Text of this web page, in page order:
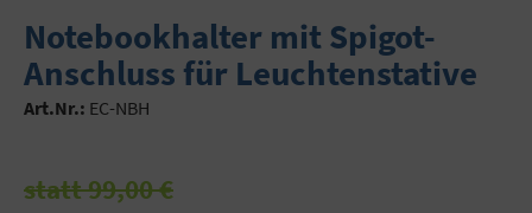
Notebookhalter mit Spigot-
Anschluss für Leuchtenstative
Art.Nr.: EC-NBH
statt 99,00 €